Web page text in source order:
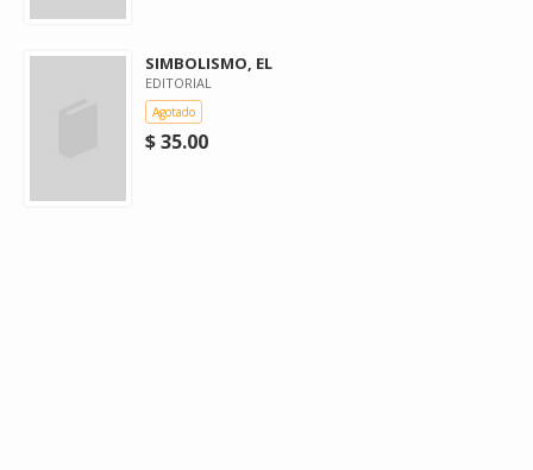
SIMBOLISMO, EL
EDITORIAL
Agotado
$ 35.00